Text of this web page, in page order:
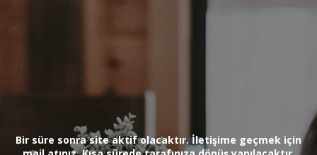
Bir süre sonra site aktif olacaktır. İletişime geçmek için